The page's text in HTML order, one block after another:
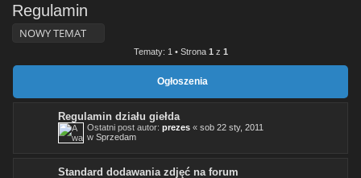
Regulamin
NOWY TEMAT
Tematy: 1 • Strona 1 z 1
Ogłoszenia
Regulamin działu giełda
Ostatni post autor: prezes « sob 22 sty, 2011
w Sprzedam
Standard dodawania zdjęć na forum